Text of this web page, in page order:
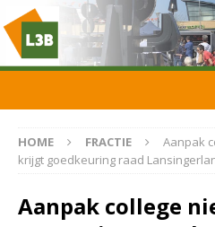
HOME FRACTIE
Aanpak
krijgt goedkeuring raad
Aanpak college